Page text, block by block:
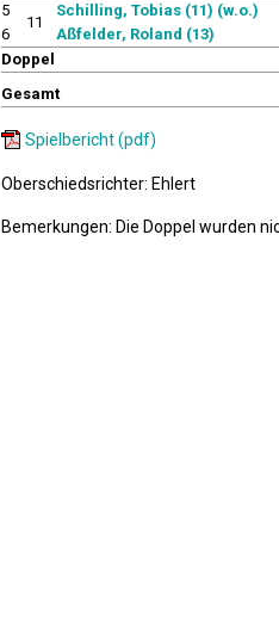
5
6
11
Schilling, Tobias (11) (w.o.)
Aßfelder, Roland (13)
Doppel
Gesamt
Spielbericht (pdf)
Oberschiedsrichter: Ehlert
Bemerkungen: Die Doppel wurden